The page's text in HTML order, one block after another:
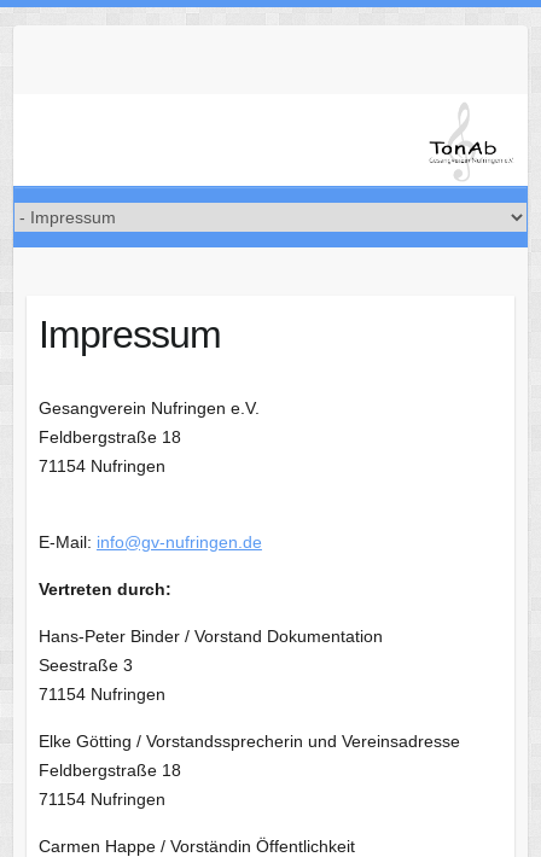
Impressum
Gesangverein Nufringen e.V.
Feldbergstraße 18
71154 Nufringen
E-Mail: info@gv-nufringen.de
Vertreten durch:
Hans-Peter Binder / Vorstand Dokumentation
Seestraße 3
71154 Nufringen
Elke Götting / Vorstandssprecherin und Vereinsadresse
Feldbergstraße 18
71154 Nufringen
Carmen Happe / Vorständin Öffentlichkeit